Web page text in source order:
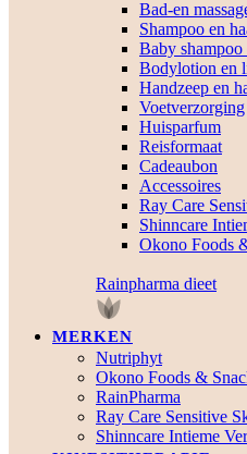
Bad-en
Shampoo en
Baby
Bodylotion en
Handzeep en
Voetverzorging
Huisparfum
Reisformaat
Cadeaubon
Accessoires
Ray Care
Shinncare
Okono Foods
Rainpharma dieet
MERKEN
Nutriphyt
Okono Foods &
RainPharma
Ray Care Sensitive
Shinncare Intieme